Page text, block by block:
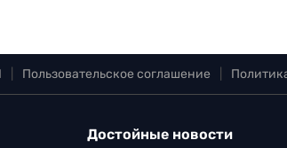
Пользовательское соглашение
Достойные новости